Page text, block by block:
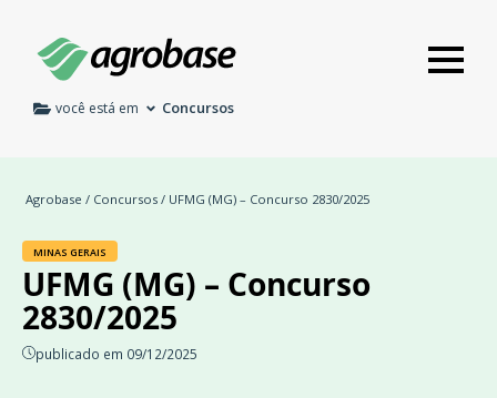
você está em Concursos
Agrobase / Concursos / UFMG (MG) – Concurso 2830/2025
MINAS GERAIS
UFMG (MG) – Concurso
2830/2025
publicado em 09/12/2025